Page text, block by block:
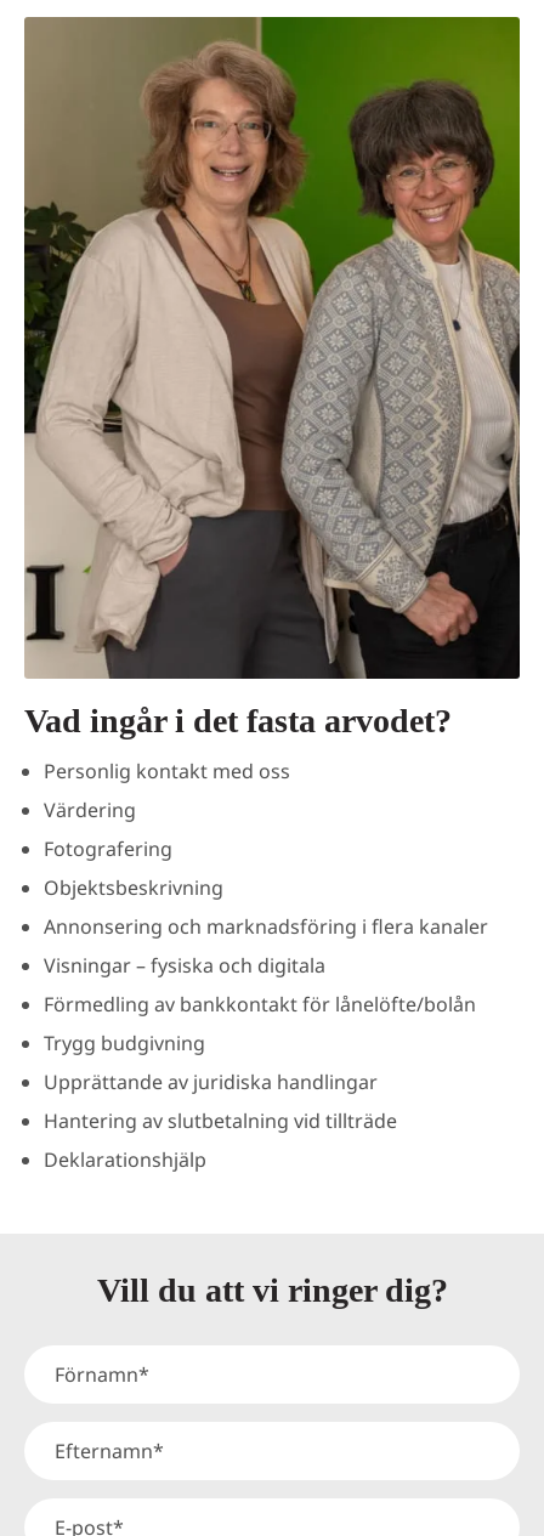
Vad ingår i det fasta arvodet?
Personlig kontakt med oss
Värdering
Fotografering
Objektsbeskrivning
Annonsering och marknadsföring i flera kanaler
Visningar – fysiska och digitala
Förmedling av bankkontakt för lånelöfte/bolån
Trygg budgivning
Upprättande av juridiska handlingar
Hantering av slutbetalning vid tillträde
Deklarationshjälp
Vill du att vi ringer dig?